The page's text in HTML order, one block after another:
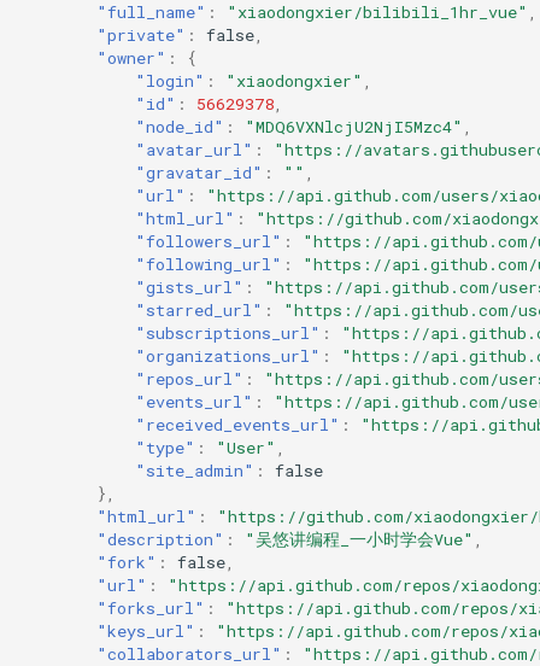
"full_name" : "xiaodongxier/bilibili_1hr_vue"
"private" : false
"owner" :
{
"login" : "xiaodongxier"
"id" : 56629378
"node_id" : "MDQ6VXNlcjU2NjI5Mzc4"
"avatar_url" :
"https://
"gravatar_id" : ""
"url" :
"https://api.github.com/users/
"html_url" :
"https://github.com/
"followers_url" :
"https://api.github.com/
"following_url" :
"https://api.github.com/
"gists_url" :
"https://api.github.com/
"starred_url" :
"https://api.github.com/
"subscriptions_url" :
"https://
"organizations_url" :
"https://
"repos_url" :
"https://api.github.com/
"events_url" :
"https://api.github.com/
"received_events_url" :
"https://
"type" : "User"
"site_admin" :
false
},
"html_url" :
"https://github.com/
"description" : "吴悠讲编程_一小时学会Vue"
"fork" : false
"url" :
"https://api.github.com/repos/
"forks_url" :
"https://api.github.com/repos/
"keys_url" :
"https://api.github.com/repos/
"collaborators_url" :
"https://